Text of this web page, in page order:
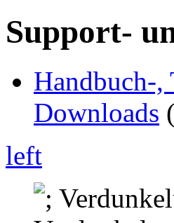
Support-
Handbuch-
Downloads
left